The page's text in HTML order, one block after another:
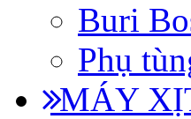
Buri
Phụ
MÁY